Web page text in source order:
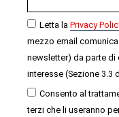
Letta la Privacy
mezzo email
newsletter) da parte
interesse (Sezione 3.3
Consento al
terzi che li useranno